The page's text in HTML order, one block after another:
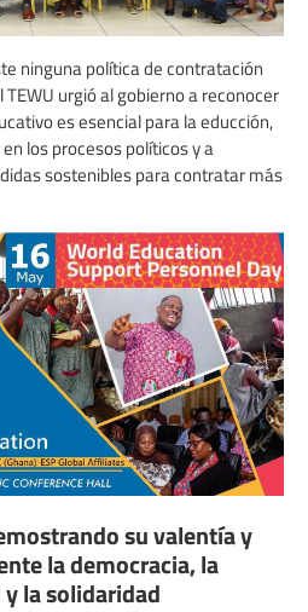
ninguna política de contratación
urgió al gobierno a reconocer
es esencial para la educción,
los procesos políticos y a
sostenibles para contratar más
su valentía y
la democracia, la
la solidaridad